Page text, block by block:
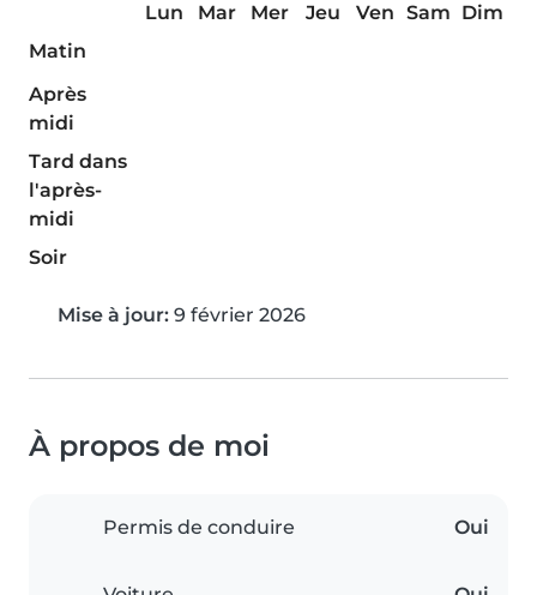
Lun Mar Mer Jeu Ven Sam Dim
Matin
Après
midi
Tard dans
l'après-
midi
Soir
Mise à jour: 9 février 2026
À propos de moi
Permis de conduire Oui